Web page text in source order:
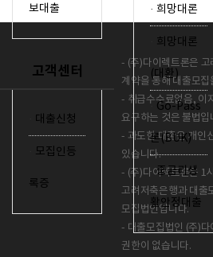
보대출 ·희망대론
희망대론
(대환)
· Go-Pass
론(BUK)
·중금리생
활안정대출
고객센터
대출신청
모집인등
록증
- (주)다이렉트론은
계약을 통해 대출모
- 취급수수료없음, 이
요구하는 것은 불법입
- 과도한 대출은 개인
있습니다.
- (주)다이렉트론은 1
고려저축은행과 대출
모집법인입니다.
- 대출모집법인 (주)
권한이 없습니다.